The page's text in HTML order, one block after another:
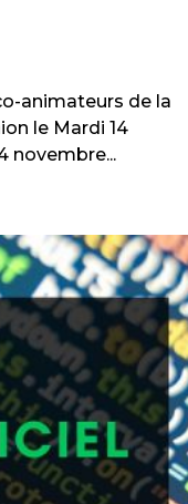
animateurs de la
le Mardi 14
novembre...